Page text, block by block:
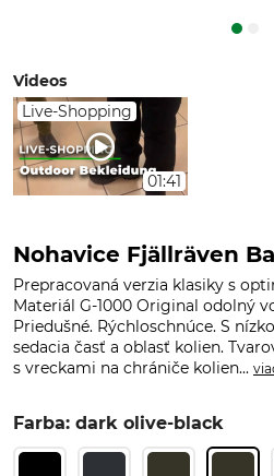
Videos
Live-Shopping
01:41
Nohavice Fjällräven
Prepracovaná verzia klasiky s
Materiál G-1000 Original odolný
Priedušné. Rýchloschnúce. S
sedacia časť a oblasť kolien.
s vreckami na chrániče kolien...
Farba: dark olive-black